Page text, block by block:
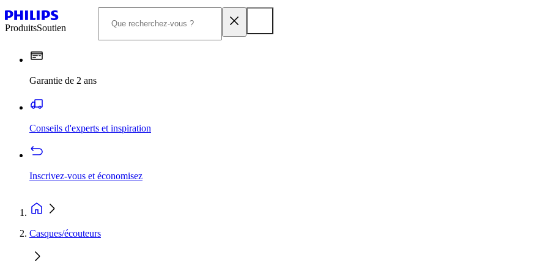
ProduitsSoutien
Garantie de 2 ans
Conseils d'experts et inspiration
Inscrivez-vous et économisez
Casques/écouteurs